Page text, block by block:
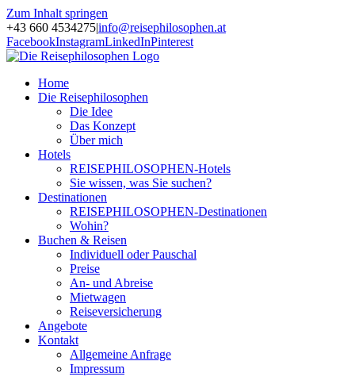
Zum Inhalt springen
+43 660 4534275|info@reisephilosophen.at
FacebookInstagramLinkedInPinterest
Home
Die Reisephilosophen
Die Idee
Das Konzept
Über mich
Hotels
REISEPHILOSOPHEN-Hotels
Sie wissen, was Sie suchen?
Destinationen
REISEPHILOSOPHEN-Destinationen
Wohin?
Buchen & Reisen
Individuell oder Pauschal
Preise
An- und Abreise
Mietwagen
Reiseversicherung
Angebote
Kontakt
Allgemeine Anfrage
Impressum